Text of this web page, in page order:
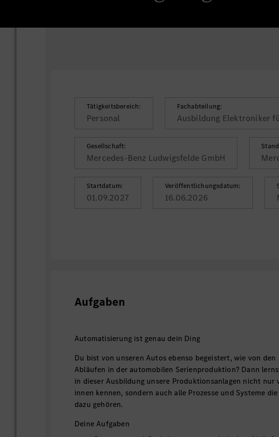
Tätigkeitsbereich:
Personal
Fachabteilung:
Ausbildung Elektroniker
Gesellschaft:
Mercedes-Benz Ludwigsfelde GmbH
Startdatum:
01.09.2027
Veröffentlichungsdatum:
16.06.2026
Aufgaben
Automatisierung ist genau dein Ding
Du bist von unseren Autos ebenso begeistert, wie von den
Abläufen in der automobilen Serienproduktion? Dann
in dieser Ausbildung unsere Produktionsanlagen nicht nur
innen kennen, sondern auch alle Prozesse und Systeme die
dazu gehören.
Deine Aufgaben